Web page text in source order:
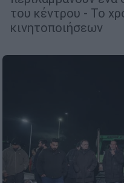
του κέντρου - Το
κινητοποιήσεων